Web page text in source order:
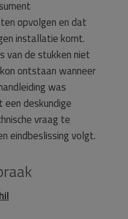
opvolgen en dat
installatie komt.
van de stukken niet
ontstaan wanneer
was
deskundige
vraag te
eindbeslissing volgt.